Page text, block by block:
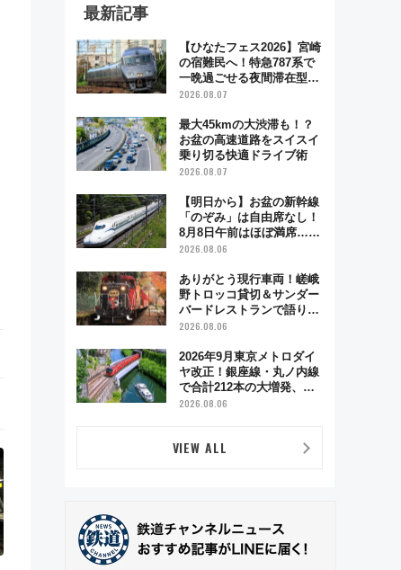
最新記事
【ひなたフェス2026】宮崎
の宿難民へ！特急787系で
一晩過ごせる夜間滞在型イ
ベント「スワローおひさ
2026.08.07
最大45kmの大渋滞も！？
お盆の高速道路をスイスイ
乗り切る快適ドライブ術
2026.08.07
【明日から】お盆の新幹線
「のぞみ」は自由席なし！
8月8日午前はほぼ満席…で
も数時間ズラせば空きが見
「空席」探しのコツ
2026.08.06
ありがとう現行車両！嵯峨
野トロッコ貸切＆サンダー
バードレストランで語り合
う秋の京都 斉藤雪乃＆福
日「京都の鉄道満喫ツア
ー」開催
2026.08.06
2026年9月東京メトロダイ
ヤ改正！銀座線・丸ノ内線
で合計212本の大増発、混
雑緩和に期待
2026.08.06
VIEW ALL